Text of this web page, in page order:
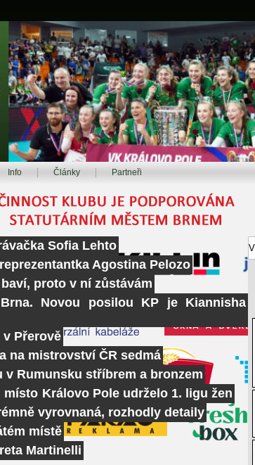
Info Články Partneři
Sofia Lehto
Agostina Pelozo
proto v ní zůstávám
Novou posilou KP je Kiannisha
v Přerově
na mistrovství ČR sedmá
v Rumunsku stříbrem a bronzem
místo Královo Pole udrželo 1. ligu žen
vyrovnaná, rozhodly detaily
místě
Martinelli